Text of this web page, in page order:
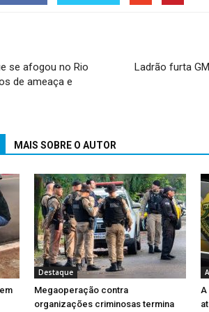
se afogou no Rio
de ameaça e
Ladrão furta
MAIS SOBRE O AUTOR
Destaque
Megaoperação contra
organizações criminosas termina
A